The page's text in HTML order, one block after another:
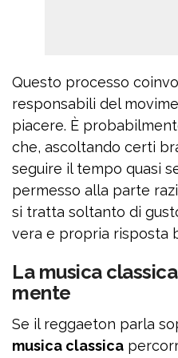
Questo processo
responsabili del
piacere. È
che, ascoltando certi
seguire il tempo quasi
permesso alla parte
si tratta soltanto di
vera e propria risposta
La musica
mente
Se il reggaeton parla
musica classica